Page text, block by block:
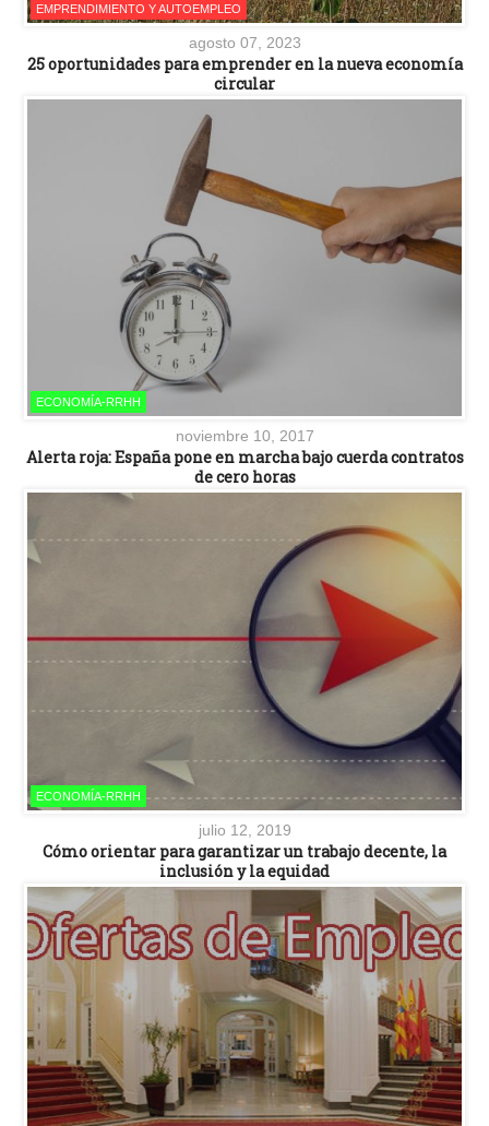
EMPRENDIMIENTO Y AUTOEMPLEO
agosto 07, 2023
25 oportunidades para emprender en la nueva economía
circular
ECONOMÍA-RRHH
noviembre 10, 2017
Alerta roja: España pone en marcha bajo cuerda contratos
de cero horas
ECONOMÍA-RRHH
julio 12, 2019
Cómo orientar para garantizar un trabajo decente, la
inclusión y la equidad